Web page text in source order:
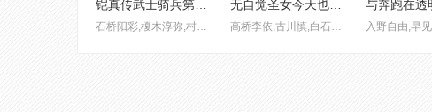
石桥阳彩,榎木淳弥,村濑步 高桥李依,古川慎,白石晴香